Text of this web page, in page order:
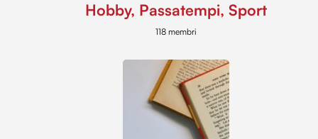
Hobby, Passatempi, Sport
118 membri